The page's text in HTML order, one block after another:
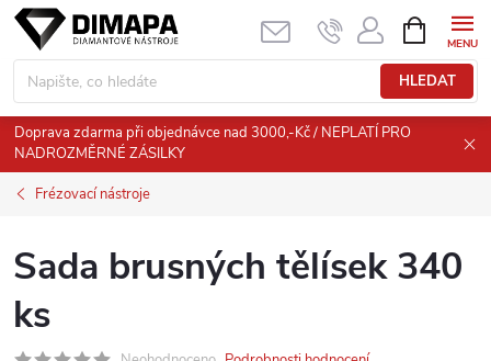
Přejít
obsah
HLEDAT
NÁKUPNÍ
KOŠÍK
Doprava zdarma při objednávce nad 3000,-Kč / NEPLATÍ PRO
NADROZMĚRNÉ ZÁSILKY
Frézovací nástroje
Sada brusných tělísek 340
ks